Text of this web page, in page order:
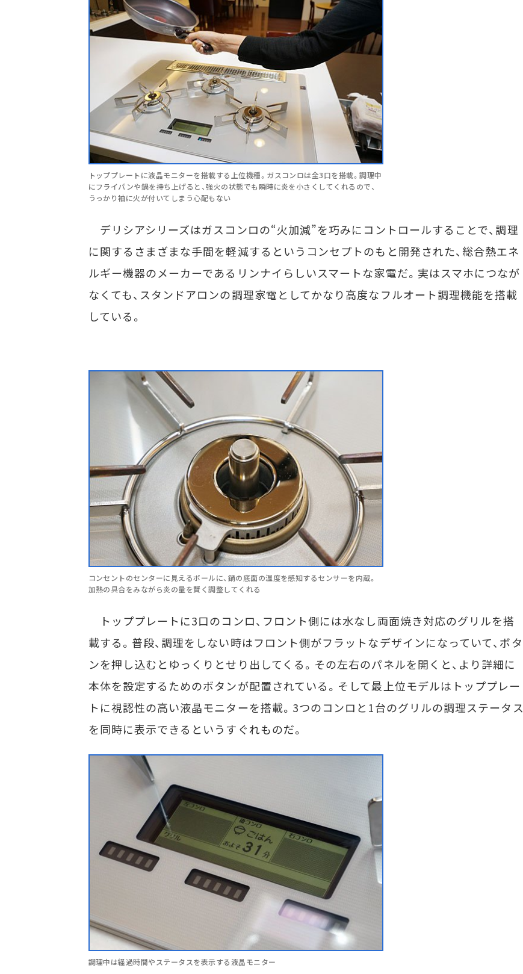
トッププレートに液晶モニターを搭載する上位機種。ガスコンロは全3口を搭載。調理中
にフライパンや鍋を持ち上げると、強火の状態でも瞬時に炎を小さくしてくれるので、
うっかり袖に火が付いてしまう心配もない
デリシアシリーズはガスコンロの“火加減”を巧みにコントロールすることで、調理
に関するさまざまな手間を軽減するというコンセプトのもと開発された、総合熱エネ
ルギー機器のメーカーであるリンナイらしいスマートな家電だ。実はスマホにつなが
なくても、スタンドアロンの調理家電としてかなり高度なフルオート調理機能を搭載
している。
コンセントのセンターに見えるポールに、鍋の底面の温度を感知するセンサーを内蔵。
加熱の具合をみながら炎の量を賢く調整してくれる
トッププレートに3口のコンロ、フロント側には水なし両面焼き対応のグリルを搭
載する。普段、調理をしない時はフロント側がフラットなデザインになっていて、ボタ
ンを押し込むとゆっくりとせり出してくる。その左右のパネルを開くと、より詳細に
本体を設定するためのボタンが配置されている。そして最上位モデルはトッププレー
トに視認性の高い液晶モニターを搭載。3つのコンロと1台のグリルの調理ステータス
を同時に表示できるというすぐれものだ。
調理中は経過時間やステータスを表示する液晶モニター